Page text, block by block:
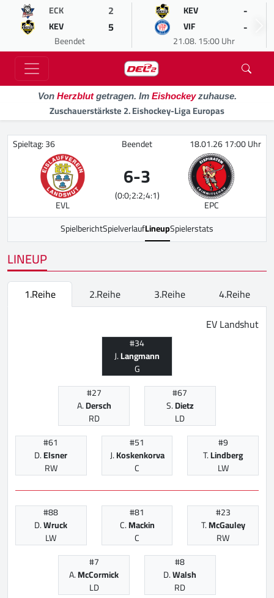
ECK 2
KEV 5
Beendet
KEV -
VIF -
21.08. 15:00 Uhr
Von Herzblutgetragen. Im Eishockeyzuhause.
Zuschauerstärkste 2. Eishockey-Liga Europas
Spieltag: 36 Beendet 18.01.26 17:00 Uhr
EVL
6-3
(0:0;2:2;4:1)
EPC
SpielberichtSpielverlaufLineupSpielerstats
LINEUP
1.Reihe 2.Reihe 3.Reihe
4.Reihe
EV Landshut
#34
J.Langmann
G
#27
A.Dersch
RD
#67
S.Dietz
LD
#61
D.Elsner
RW
#51
J.Koskenkorva
C
#9
T.Lindberg
LW
#88
D.Wruck
LW
#81
C.Mackin
C
#23
T.McGauley
RW
#7
A.McCormick
LD
#8
D.Walsh
RD